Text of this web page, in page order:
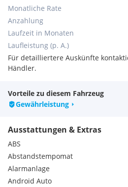
4-Zylinder-Dieselmotor 2.0 l TDI -
7-Gang-Automatikgetriebe oder
8 Lautsprecher
Abbiege- und Schlechtwetterlicht
Abdeckungen für
Abgasnorm EU6 AP
Ablagefach mit Deckel auf der
Airbag für Fahrer und Beifahrer
Deaktivierung - inkl. Knie-Airbag
Beifahrerseite
Ambientebeleuchtung aussen -
Stylingelement(e) vorn
Entriegelung
Aussenspiegel auf Fahrerseite
Automatische Distanzregelung
Monatliche Rate
Anzahlung
Laufzeit in Monaten
Laufleistung (p. A.)
Für detailliertere Auskünfte
Händler.
Vorteile zu diesem Fahrzeug
Gewährleistung
Ausstattungen & Extras
ABS
Abstandstempomat
Alarmanlage
Android Auto